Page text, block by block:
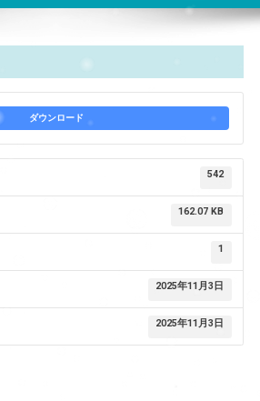
ダウンロード
542
162.07 KB
1
2025年11月3日
2025年11月3日